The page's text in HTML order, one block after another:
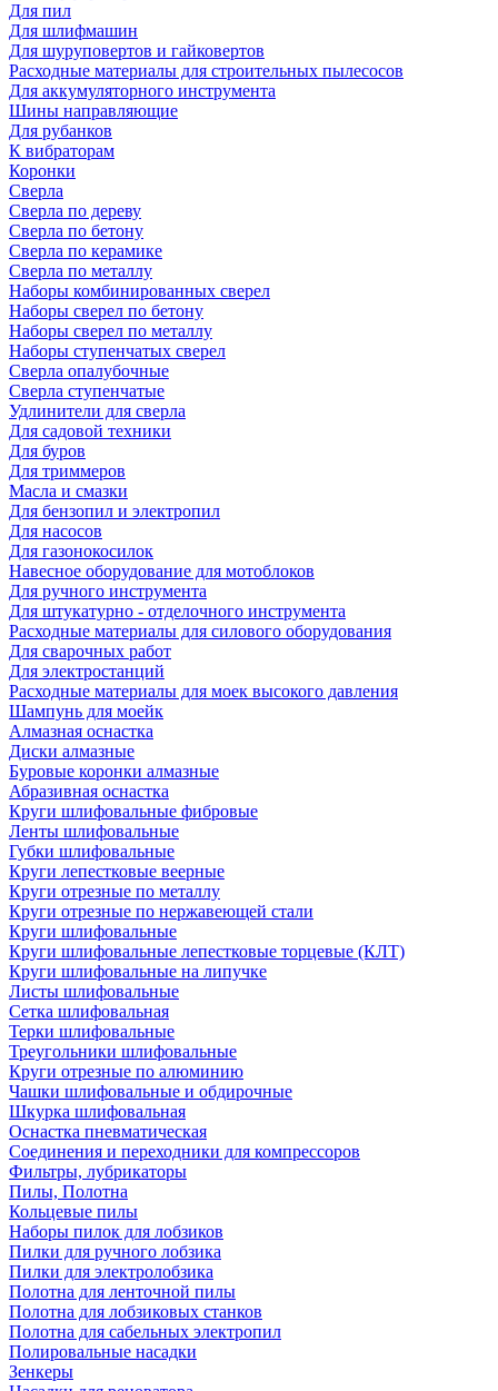
Для пил
Для шлифмашин
Для шуруповертов и гайковертов
Расходные материалы для строительных пылесосов
Для аккумуляторного инструмента
Шины направляющие
Для рубанков
К вибраторам
Коронки
Сверла
Сверла по дереву
Сверла по бетону
Сверла по керамике
Сверла по металлу
Наборы комбинированных сверел
Наборы сверел по бетону
Наборы сверел по металлу
Наборы ступенчатых сверел
Сверла опалубочные
Сверла ступенчатые
Удлинители для сверла
Для садовой техники
Для буров
Для триммеров
Масла и смазки
Для бензопил и электропил
Для насосов
Для газонокосилок
Навесное оборудование для мотоблоков
Для ручного инструмента
Для штукатурно - отделочного инструмента
Расходные материалы для силового оборудования
Для сварочных работ
Для электростанций
Расходные материалы для моек высокого давления
Шампунь для моейк
Алмазная оснастка
Диски алмазные
Буровые коронки алмазные
Абразивная оснастка
Круги шлифовальные фибровые
Ленты шлифовальные
Губки шлифовальные
Круги лепестковые веерные
Круги отрезные по металлу
Круги отрезные по нержавеющей стали
Круги шлифовальные
Круги шлифовальные лепестковые торцевые (КЛТ)
Круги шлифовальные на липучке
Листы шлифовальные
Сетка шлифовальная
Терки шлифовальные
Треугольники шлифовальные
Круги отрезные по алюминию
Чашки шлифовальные и обдирочные
Шкурка шлифовальная
Оснастка пневматическая
Соединения и переходники для компрессоров
Фильтры, лубрикаторы
Пилы, Полотна
Кольцевые пилы
Наборы пилок для лобзиков
Пилки для ручного лобзика
Пилки для электролобзика
Полотна для ленточной пилы
Полотна для лобзиковых станков
Полотна для сабельных электропил
Полировальные насадки
Зенкеры